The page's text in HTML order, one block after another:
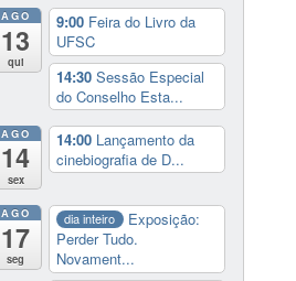
AGO
13
qui
9:00 Feira do Livro da
UFSC
14:30 Sessão Especial
do Conselho Esta...
AGO
14
sex
14:00 Lançamento da
cinebiografia de D...
AGO
17
seg
dia inteiro
Exposição:
Perder Tudo.
Novament...